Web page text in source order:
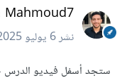
Mahmoud7
نشر6 يوليو 2025
ستجد أسفل فيديو الدرس